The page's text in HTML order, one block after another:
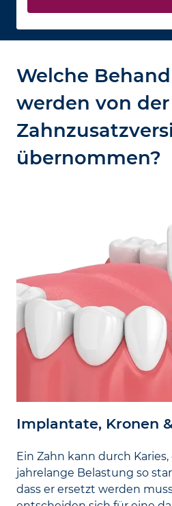
Welche
werden von der
übernommen?
Implantate, Kronen
Ein Zahn kann durch
jahre­lange Belastung so
dass er ersetzt werden